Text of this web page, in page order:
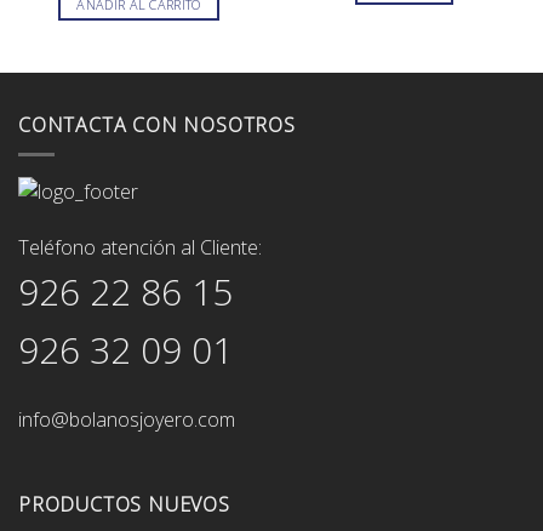
2.322,00€.1.857,00€.
AÑADIR AL CARRITO
92,00€.83,00€.
CONTACTA CON NOSOTROS
Teléfono atención al Cliente:
926 22 86 15
926 32 09 01
info@bolanosjoyero.com
PRODUCTOS NUEVOS